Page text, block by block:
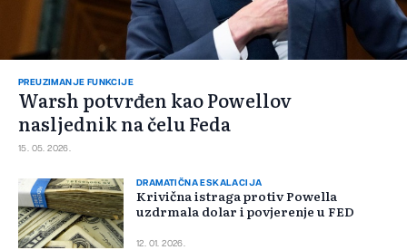
PREUZIMANJE FUNKCIJE
Warsh potvrđen kao Powellov
nasljednik na čelu Feda
15. 05. 2026.
DRAMATIČNA ESKALACIJA
Krivična istraga protiv Powella
uzdrmala dolar i povjerenje u FED
12. 01. 2026.